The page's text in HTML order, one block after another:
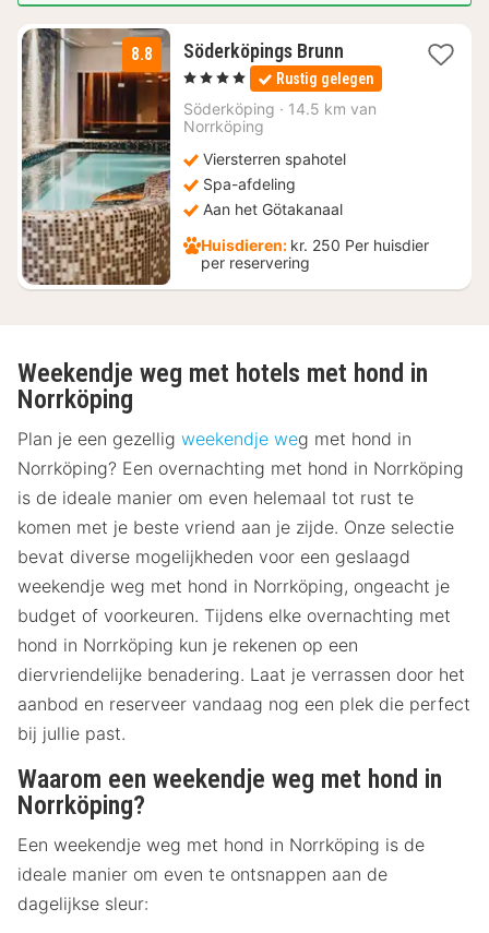
8.8 Söderköpings Brunn3
nachten
vanaf
€
, 4 Sterren Rustig gelegen
Söderköping · 14.5 km van
Norrköping
Viersterren spahotel
Spa-afdeling
Aan het Götakanaal
Huisdieren: kr. 250 Per huisdier
per reservering
Weekendje weg met hotels met hond in
Norrköping
Plan je een gezellig weekendje weg met hond in
Norrköping? Een overnachting met hond in Norrköping
is de ideale manier om even helemaal tot rust te
komen met je beste vriend aan je zijde. Onze selectie
bevat diverse mogelijkheden voor een geslaagd
weekendje weg met hond in Norrköping, ongeacht je
budget of voorkeuren. Tijdens elke overnachting met
hond in Norrköping kun je rekenen op een
diervriendelijke benadering. Laat je verrassen door het
aanbod en reserveer vandaag nog een plek die perfect
bij jullie past.
Waarom een weekendje weg met hond in
Norrköping?
Een weekendje weg met hond in Norrköping is de
ideale manier om even te ontsnappen aan de
dagelijkse sleur: